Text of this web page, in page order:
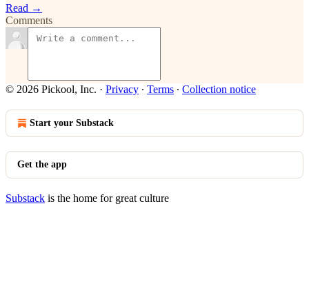
Read →
Comments
© 2026 Pickool, Inc. · Privacy ∙ Terms ∙ Collection notice
Start your Substack
Get the app
Substack is the home for great culture